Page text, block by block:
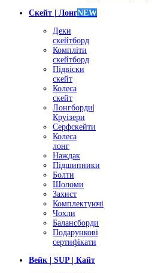
Скейт | ЛонгNEW
Деки
скейтборд
Компліти
скейтборд
Підвіски
скейт
Колеса
скейт
Лонгборди|
Круізери
Серфскейти
Колеса
лонг
Наждак
Підшипники
Болти
Шоломи
Захист
Комплектуючі
Чохли
Балансборди
Подарункові
сертифікати
Вейк | SUP | Кайт